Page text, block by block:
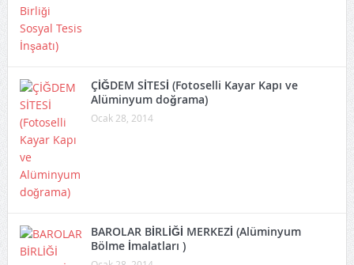
ÇİĞDEM SİTESİ (Fotoselli Kayar Kapı ve
Alüminyum doğrama)
Ocak 28, 2014
BAROLAR BİRLİĞİ MERKEZİ (Alüminyum
Bölme İmalatları )